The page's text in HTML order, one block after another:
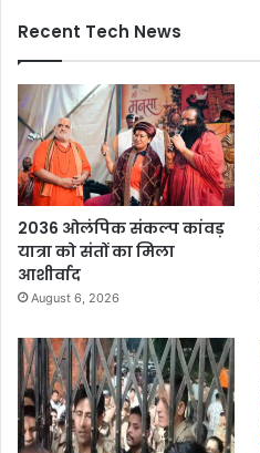
Recent Tech News
2036 ओलंपिक संकल्प कांवड़
यात्रा को संतों का मिला
आशीर्वाद
August 6, 2026